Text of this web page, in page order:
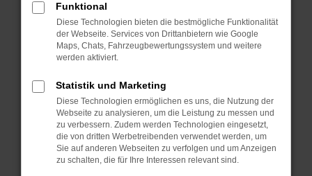
Starte dein Gerät neu.
Das kann manchmal helfen, vorübergehende
Probleme zu beheben.
Betriebssystem auf dem neuesten Stand
sind.
Veraltete Software birgt nicht nur ein
Sicherheitsrisiko, sondern kann auch dazu
führen, dass bestimmte Funktionen nicht mehr
unterstützt werden.
Funktional
Diese Technologien bieten die bestmögliche Funktionalität
der Webseite. Services von Drittanbietern wie Google
Maps, Chats, Fahrzeugbewertungssystem und weitere
werden aktiviert.
Statistik und Marketing
Diese Technologien ermöglichen es uns, die Nutzung der
Webseite zu analysieren, um die Leistung zu messen und
zu verbessern. Zudem werden Technologien eingesetzt,
die von dritten Werbetreibenden verwendet werden, um
Sie auf anderen Webseiten zu verfolgen und um Anzeigen
zu schalten, die für Ihre Interessen relevant sind.